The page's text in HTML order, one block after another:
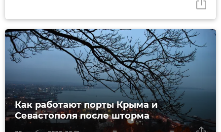
Как работают порты Крыма и
Севастополя после шторма